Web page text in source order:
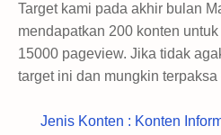
Target kami pada akhir bulan
mendapatkan 200 konten
15000 pageview. Jika tidak
target ini dan mungkin
Jenis Konten : Konten